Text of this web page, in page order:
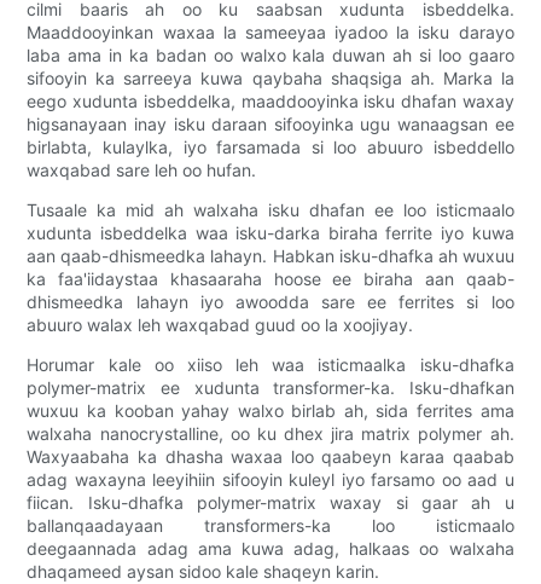
cilmi baaris ah oo ku saabsan xudunta isbeddelka.
Maaddooyinkan waxaa la sameeyaa iyadoo la isku darayo
laba ama in ka badan oo walxo kala duwan ah si loo gaaro
sifooyin ka sarreeya kuwa qaybaha shaqsiga ah. Marka la
eego xudunta isbeddelka, maaddooyinka isku dhafan waxay
higsanayaan inay isku daraan sifooyinka ugu wanaagsan ee
birlabta, kulaylka, iyo farsamada si loo abuuro isbeddello
waxqabad sare leh oo hufan.
Tusaale ka mid ah walxaha isku dhafan ee loo isticmaalo
xudunta isbeddelka waa isku-darka biraha ferrite iyo kuwa
aan qaab-dhismeedka lahayn. Habkan isku-dhafka ah wuxuu
ka faa'iidaystaa khasaaraha hoose ee biraha aan qaab-
dhismeedka lahayn iyo awoodda sare ee ferrites si loo
abuuro walax leh waxqabad guud oo la xoojiyay.
Horumar kale oo xiiso leh waa isticmaalka isku-dhafka
polymer-matrix ee xudunta transformer-ka. Isku-dhafkan
wuxuu ka kooban yahay walxo birlab ah, sida ferrites ama
walxaha nanocrystalline, oo ku dhex jira matrix polymer ah.
Waxyaabaha ka dhasha waxaa loo qaabeyn karaa qaabab
adag waxayna leeyihiin sifooyin kuleyl iyo farsamo oo aad u
fiican. Isku-dhafka polymer-matrix waxay si gaar ah u
ballanqaadayaan transformers-ka loo isticmaalo
deegaannada adag ama kuwa adag, halkaas oo walxaha
dhaqameed aysan sidoo kale shaqeyn karin.